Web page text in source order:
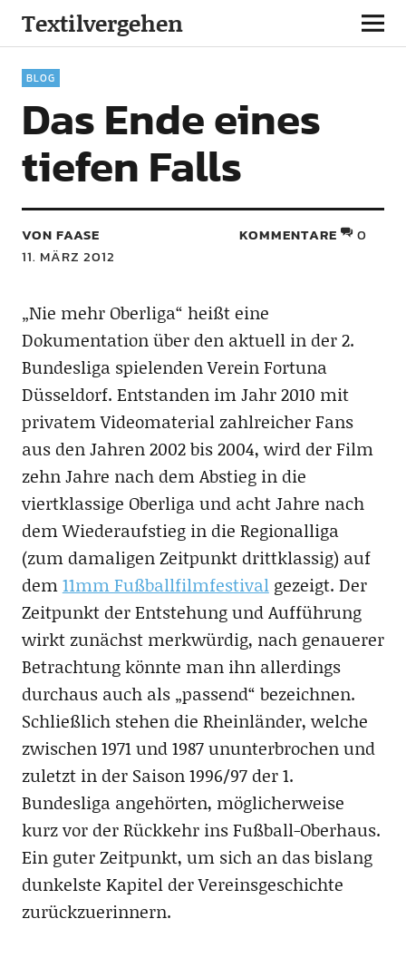
Textilvergehen
BLOG
Das Ende eines
tiefen Falls
VON FAASE
11. MÄRZ 2012
KOMMENTARE 0
„Nie mehr Oberliga“ heißt eine
Dokumentation über den aktuell in der 2.
Bundesliga spielenden Verein Fortuna
Düsseldorf. Entstanden im Jahr 2010 mit
privatem Videomaterial zahlreicher Fans
aus den Jahren 2002 bis 2004, wird der Film
zehn Jahre nach dem Abstieg in die
viertklassige Oberliga und acht Jahre nach
dem Wiederaufstieg in die Regionalliga
(zum damaligen Zeitpunkt drittklassig) auf
dem11mm Fußballfilmfestivalgezeigt. Der
Zeitpunkt der Entstehung und Aufführung
wirkt zunächst merkwürdig, nach genauerer
Betrachtung könnte man ihn allerdings
durchaus auch als „passend“ bezeichnen.
Schließlich stehen die Rheinländer, welche
zwischen 1971 und 1987 ununterbrochen und
zuletzt in der Saison 1996/97 der 1.
Bundesliga angehörten, möglicherweise
kurz vor der Rückkehr ins Fußball-Oberhaus.
Ein guter Zeitpunkt, um sich an das bislang
dunkelste Kapitel der Vereinsgeschichte
zurückzuerinnern.